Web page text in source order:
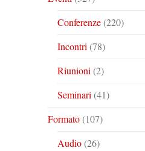
Conferenze(220)
Incontri (78)
Riunioni (2)
Seminari (41)
Formato(107)
Audio(26)